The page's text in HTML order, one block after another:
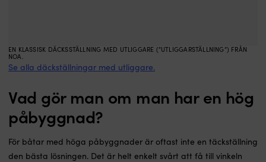
EN KLASSISK DÄCKSSTÄLLNING MED UTLIGGARE (”UTLIGGARSTÄLLNING”) FRÅN
NOA.
Se alla däckställningar med utliggare.
Vad gör man om man har en hög
påbyggnad?
För båtar med höga påbyggnader är oftast inte en täckställning
den bästa lösningen. Det är helt enkelt svårt att få till vinkeln